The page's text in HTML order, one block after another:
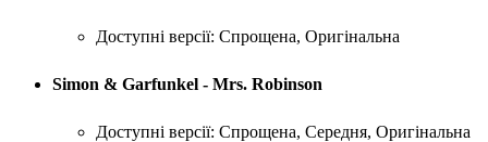
Доступні версії: Спрощена, Оригінальна
Simon & Garfunkel - Mrs. Robinson
Доступні версії: Спрощена, Середня, Оригінальна